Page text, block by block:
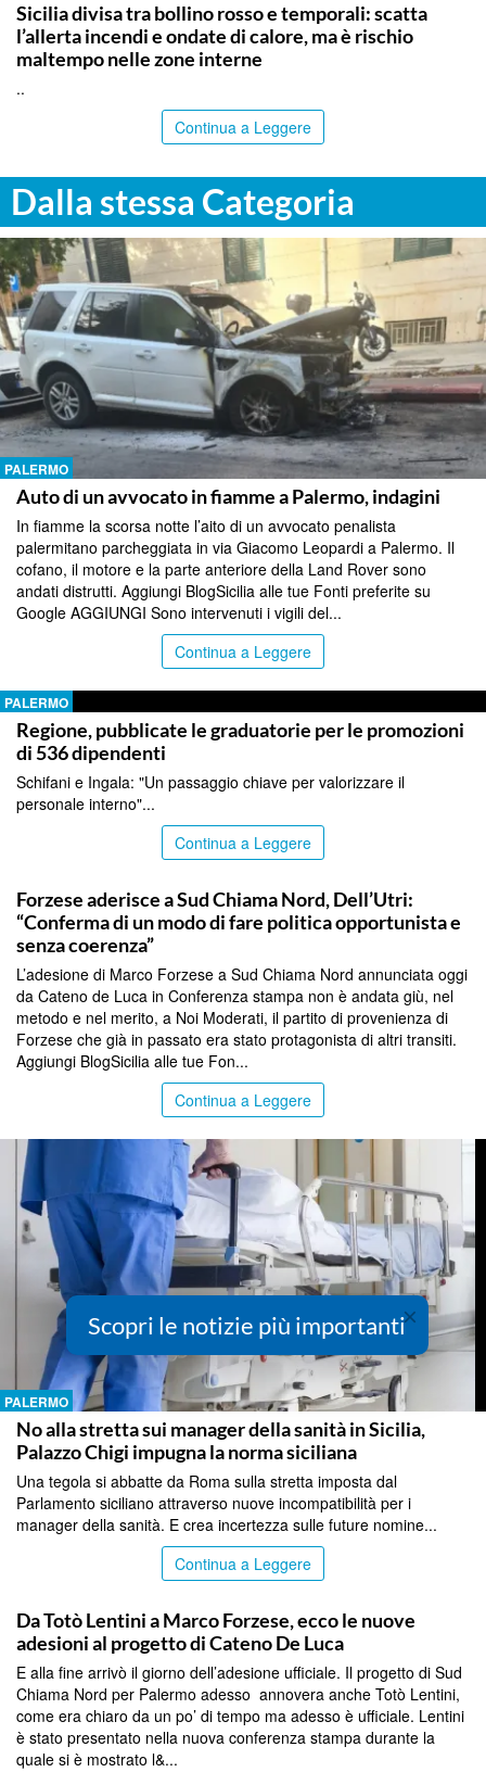
Sicilia divisa tra bollino rosso e temporali: scatta
l’allerta incendi e ondate di calore, ma è rischio
maltempo nelle zone interne
..
Continua a Leggere
Dalla stessa Categoria
PALERMO
Auto di un avvocato in fiamme a Palermo, indagini
In fiamme la scorsa notte l’aito di un avvocato penalista
palermitano parcheggiata in via Giacomo Leopardi a Palermo. Il
cofano, il motore e la parte anteriore della Land Rover sono
andati distrutti. Aggiungi BlogSicilia alle tue Fonti preferite su
Google AGGIUNGI Sono intervenuti i vigili del...
Continua a Leggere
PALERMO
Regione, pubblicate le graduatorie per le promozioni
di 536 dipendenti
Schifani e Ingala: "Un passaggio chiave per valorizzare il
personale interno"...
Continua a Leggere
Forzese aderisce a Sud Chiama Nord, Dell’Utri:
“Conferma di un modo di fare politica opportunista e
senza coerenza”
L’adesione di Marco Forzese a Sud Chiama Nord annunciata oggi
da Cateno de Luca in Conferenza stampa non è andata giù, nel
metodo e nel merito, a Noi Moderati, il partito di provenienza di
Forzese che già in passato era stato protagonista di altri transiti.
Aggiungi BlogSicilia alle tue Fon...
Continua a Leggere
PALERMO
No alla stretta sui manager della sanità in Sicilia,
Palazzo Chigi impugna la norma siciliana
Una tegola si abbatte da Roma sulla stretta imposta dal
Parlamento siciliano attraverso nuove incompatibilità per i
manager della sanità. E crea incertezza sulle future nomine...
Continua a Leggere
Da Totò Lentini a Marco Forzese, ecco le nuove
adesioni al progetto di Cateno De Luca
E alla fine arrivò il giorno dell’adesione ufficiale. Il progetto di Sud
Chiama Nord per Palermo adesso annovera anche Totò Lentini,
come era chiaro da un po’ di tempo ma adesso è ufficiale. Lentini
è stato presentato nella nuova conferenza stampa durante la
quale si è mostrato l&...
×
Scopri le notizie più importanti